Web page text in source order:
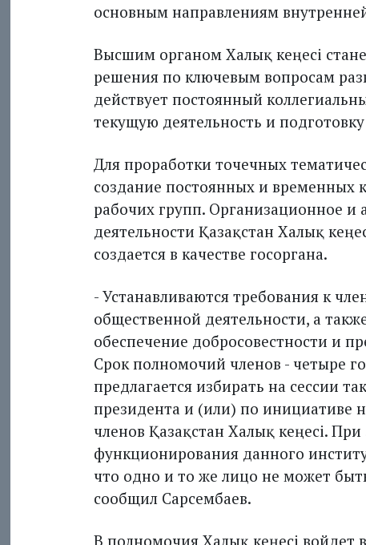
основным направлениям
Высшим органом Халық кеңесі
решения по ключевым вопросам
действует постоянный
текущую деятельность и
Для проработки точечных
создание постоянных и временных
рабочих групп. Организационное и
деятельности Қазақстан Халық
создается в качестве госоргана.
- Устанавливаются требования к
общественной деятельности, а
обеспечение добросовестности и
Срок полномочий членов - четыре
предлагается избирать на сессии
президента и (или) по инициативе
членов Қазақстан Халық кеңесі.
функционирования данного
что одно и то же лицо не может
сообщил Сарсембаев.
В полномочия Халық кеңесі